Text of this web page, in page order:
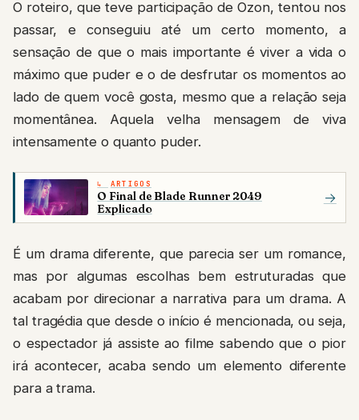
O roteiro, que teve participação de Ozon, tentou nos
passar, e conseguiu até um certo momento, a
sensação de que o mais importante é viver a vida o
máximo que puder e o de desfrutar os momentos ao
lado de quem você gosta, mesmo que a relação seja
momentânea. Aquela velha mensagem de viva
intensamente o quanto puder.
ARTIGOS
O Final de Blade Runner 2049
Explicado
→
É um drama diferente, que parecia ser um romance,
mas por algumas escolhas bem estruturadas que
acabam por direcionar a narrativa para um drama. A
tal tragédia que desde o início é mencionada, ou seja,
o espectador já assiste ao filme sabendo que o pior
irá acontecer, acaba sendo um elemento diferente
para a trama.